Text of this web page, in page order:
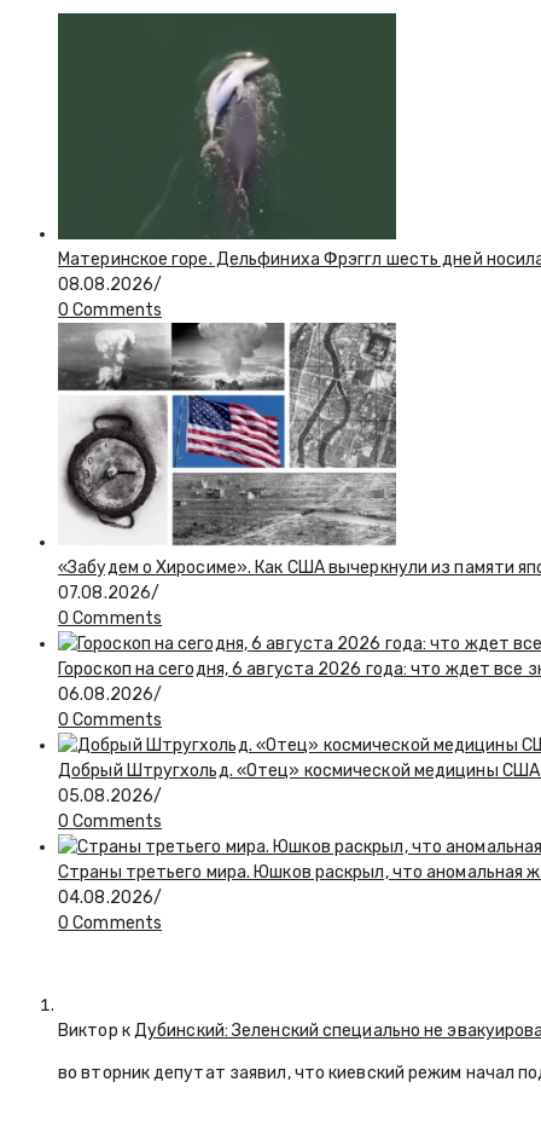
Материнское горе. Дельфиниха Фрэггл шесть дней
08.08.2026/
0 Comments
«Забудем о Хиросиме». Как США вычеркнули из памяти
07.08.2026/
0 Comments
Гороскоп на сегодня, 6 августа 2026 года: что ждет все
06.08.2026/
0 Comments
Добрый Штругхольд. «Отец» космической медицины
05.08.2026/
0 Comments
Страны третьего мира. Юшков раскрыл, что аномальная
04.08.2026/
0 Comments
Виктор кДубинский: Зеленский специально не
во вторник депутат заявил, что киевский режим начал